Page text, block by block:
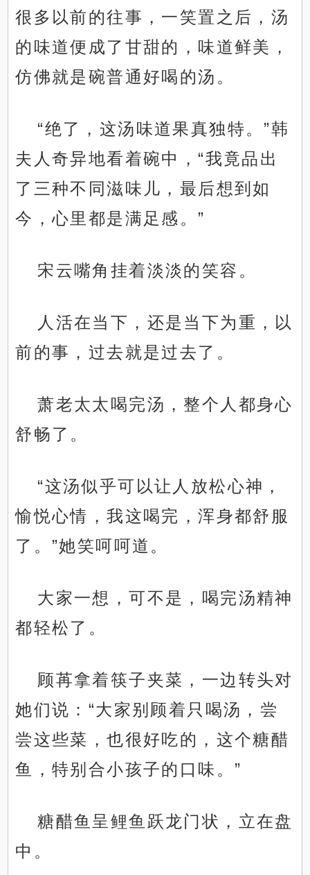
很多以前的往事，一笑置之后，汤
的味道便成了甘甜的，味道鲜美，
仿佛就是碗普通好喝的汤。
“绝了，这汤味道果真独特。”韩
夫人奇异地看着碗中，“我竟品出
了三种不同滋味儿，最后想到如
今，心里都是满足感。”
宋云嘴角挂着淡淡的笑容。
人活在当下，还是当下为重，以
前的事，过去就是过去了。
萧老太太喝完汤，整个人都身心
舒畅了。
“这汤似乎可以让人放松心神，
愉悦心情，我这喝完，浑身都舒服
了。”她笑呵呵道。
大家一想，可不是，喝完汤精神
都轻松了。
顾苒拿着筷子夹菜，一边转头对
她们说：“大家别顾着只喝汤，尝
尝这些菜，也很好吃的，这个糖醋
鱼，特别合小孩子的口味。”
糖醋鱼呈鲤鱼跃龙门状，立在盘
中。